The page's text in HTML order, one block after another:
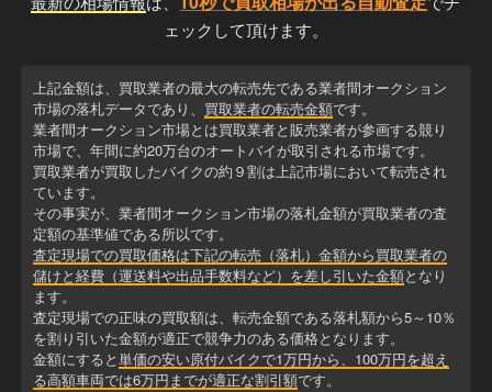
ェックして頂けます。
上記金額は、買取業者の最大の転売先である業者間オークション
市場の落札データであり、 買取業者の転売金額です。
業者間オークション市場とは買取業者と販売業者が参画する競り
市場で、年間に約20万台のオートバイが取引される市場です。
買取業者が買取したバイクの約９割は上記市場において転売され
ています。
その事実が、業者間オークション市場の落札金額が買取業者の査
定額の基準値である所以です。
査定現場での買取価格は下記の転売（落札）金額から買取業者の
儲けと経費（運送料や出品手数料など）を差し引いた金額となり
ます。
査定現場での正味の買取額は、転売金額である落札額から5～10％
を割り引いた金額が適正で競争力のある価格となります。
金額にすると単価の安い原付バイクで1万円から、100万円を超え
る高額車両では6万円までが適正な割引額です。